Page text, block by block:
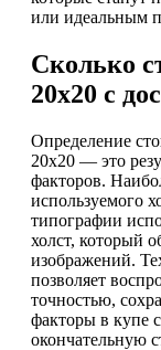
или идеальным
Сколько
20х20 с
Определение
20х20 — это
факторов.
используемого
типографии
холст, который
изображений.
позволяет
точностью,
факторы в купе
окончательную